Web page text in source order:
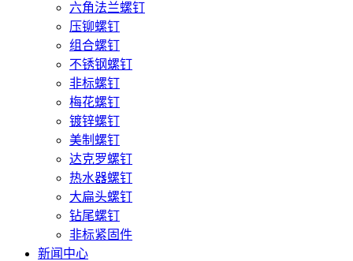
六角法兰螺钉
压铆螺钉
组合螺钉
不锈钢螺钉
非标螺钉
梅花螺钉
镀锌螺钉
美制螺钉
达克罗螺钉
热水器螺钉
大扁头螺钉
钻尾螺钉
非标紧固件
新闻中心